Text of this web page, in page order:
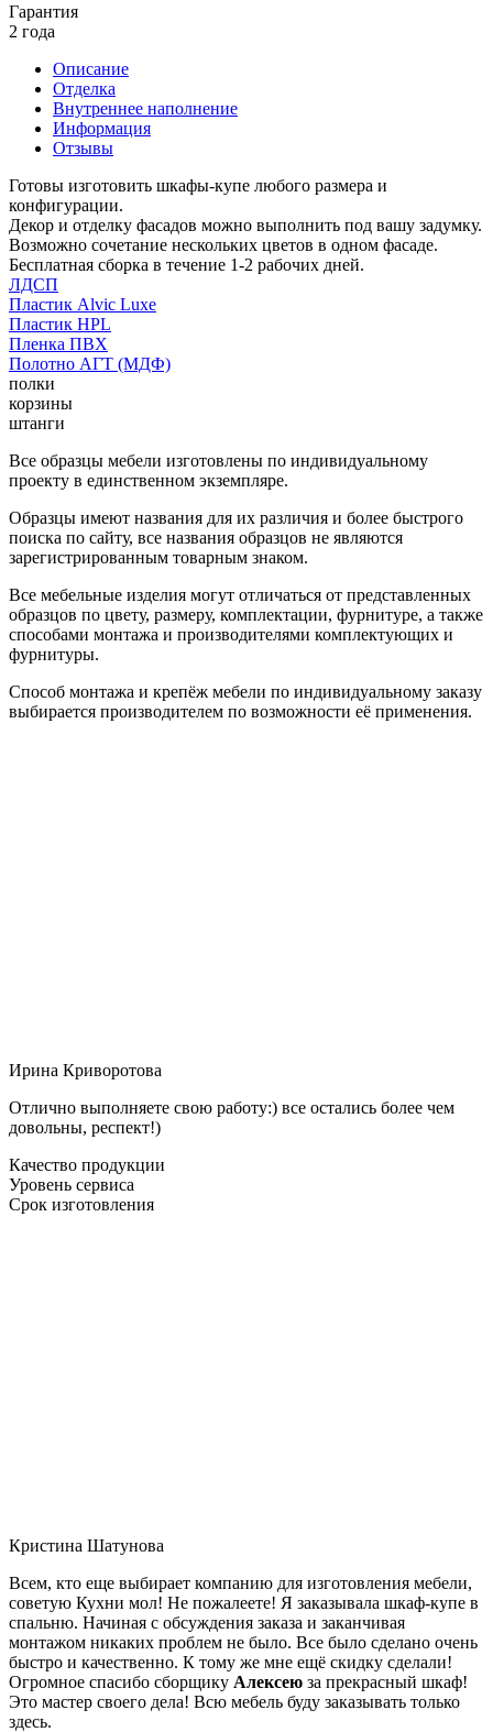
Гарантия
2 года
Описание
Отделка
Внутреннее наполнение
Информация
Отзывы
Готовы изготовить шкафы-купе любого размера и
конфигурации.
Декор и отделку фасадов можно выполнить под вашу задумку.
Возможно сочетание нескольких цветов в одном фасаде.
Бесплатная сборка в течение 1-2 рабочих дней.
ЛДСП
Пластик Alvic Luxe
Пластик HPL
Пленка ПВХ
Полотно АГТ (МДФ)
полки
корзины
штанги
Все образцы мебели изготовлены по индивидуальному
проекту в единственном экземпляре.
Образцы имеют названия для их различия и более быстрого
поиска по сайту, все названия образцов не являются
зарегистрированным товарным знаком.
Все мебельные изделия могут отличаться от представленных
образцов по цвету, размеру, комплектации, фурнитуре, а также
способами монтажа и производителями комплектующих и
фурнитуры.
Способ монтажа и крепёж мебели по индивидуальному заказу
выбирается производителем по возможности её применения.
Ирина Криворотова
Отлично выполняете свою работу:) все остались более чем
довольны, респект!)
Качество продукции
Уровень сервиса
Срок изготовления
Кристина Шатунова
Всем, кто еще выбирает компанию для изготовления мебели,
советую Кухни мол! Не пожалеете! Я заказывала шкаф-купе в
спальню. Начиная с обсуждения заказа и заканчивая
монтажом никаких проблем не было. Все было сделано очень
быстро и качественно. К тому же мне ещё скидку сделали!
Огромное спасибо сборщику Алексею за прекрасный шкаф!
Это мастер своего дела! Всю мебель буду заказывать только
здесь.